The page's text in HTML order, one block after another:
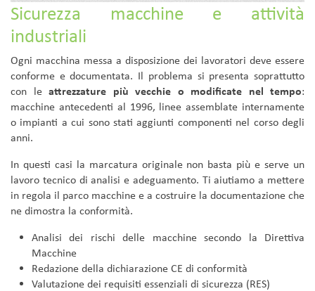
Sicurezza macchine e attività
industriali
Ogni macchina messa a disposizione dei lavoratori deve essere
conforme e documentata. Il problema si presenta soprattutto
con le attrezzature più vecchie o modificate nel tempo:
macchine antecedenti al 1996, linee assemblate internamente
o impianti a cui sono stati aggiunti componenti nel corso degli
anni.
In questi casi la marcatura originale non basta più e serve un
lavoro tecnico di analisi e adeguamento. Ti aiutiamo a mettere
in regola il parco macchine e a costruire la documentazione che
ne dimostra la conformità.
Analisi dei rischi delle macchine secondo la Direttiva
Macchine
Redazione della dichiarazione CE di conformità
Valutazione dei requisiti essenziali di sicurezza (RES)